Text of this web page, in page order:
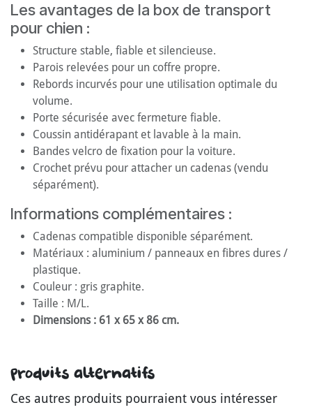
Les avantages de la box de transport
pour chien :
Structure stable, fiable et silencieuse.
Parois relevées pour un coffre propre.
Rebords incurvés pour une utilisation optimale du
volume.
Porte sécurisée avec fermeture fiable.
Coussin antidérapant et lavable à la main.
Bandes velcro de fixation pour la voiture.
Crochet prévu pour attacher un cadenas (vendu
séparément).
Informations complémentaires :
Cadenas compatible disponible séparément.
Matériaux : aluminium / panneaux en fibres dures /
plastique.
Couleur : gris graphite.
Taille : M/L.
Dimensions : 61 x 65 x 86 cm.
Produits alternatifs
Ces autres produits pourraient vous intéresser